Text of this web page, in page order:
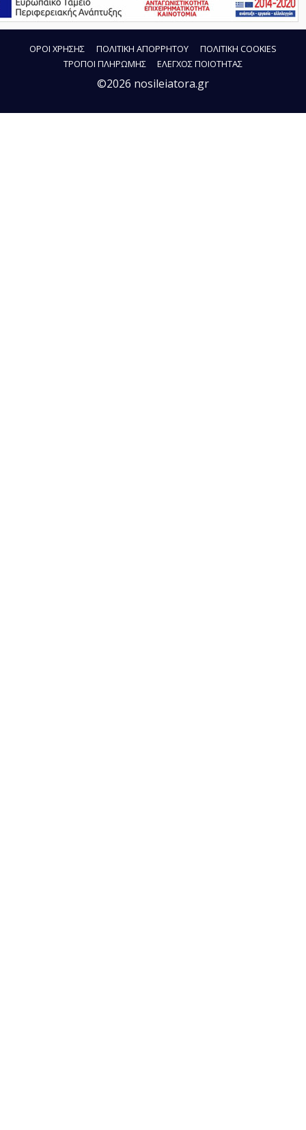
ΟΡΟΙ ΧΡΗΣΗΣ ΠΟΛΙΤΙΚΗ ΑΠΟΡΡΗΤΟΥ
ΠΟΛΙΤΙΚΗ COOKIES
ΤΡΟΠΟΙ ΠΛΗΡΩΜΗΣ
ΕΛΕΓΧΟΣ ΠΟΙΟΤΗΤΑΣ
©2026 nosileiatora.gr